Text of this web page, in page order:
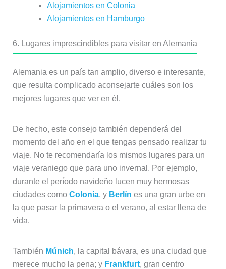
Alojamientos en Colonia
Alojamientos en Hamburgo
6. Lugares imprescindibles para visitar en Alemania
Alemania es un país tan amplio, diverso e interesante,
que resulta complicado aconsejarte cuáles son los
mejores lugares que ver en él.
De hecho, este consejo también dependerá del
momento del año en el que tengas pensado realizar tu
viaje. No te recomendaría los mismos lugares para un
viaje veraniego que para uno invernal. Por ejemplo,
durante el período navideño lucen muy hermosas
ciudades como Colonia, y Berlín es una gran urbe en
la que pasar la primavera o el verano, al estar llena de
vida.
También Múnich, la capital bávara, es una ciudad que
merece mucho la pena; y Frankfurt, gran centro